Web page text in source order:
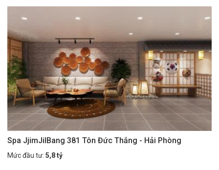
Spa JjimJilBang 381 Tôn Đức Thắng - Hải Phòng
Mức đầu tư: 5,8 tỷ